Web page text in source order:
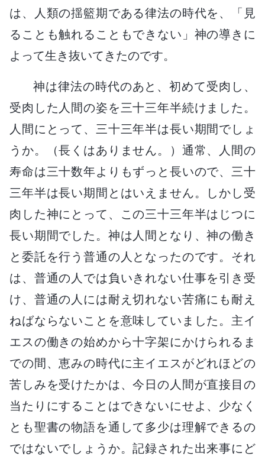
は、人類の揺籃期である律法の時代を、「見
ることも触れることもできない」神の導きに
よって生き抜いてきたのです。
神は律法の時代のあと、初めて受肉し、
受肉した人間の姿を三十三年半続けました。
人間にとって、三十三年半は長い期間でしょ
うか。（長くはありません。）通常、人間の
寿命は三十数年よりもずっと長いので、三十
三年半は長い期間とはいえません。しかし受
肉した神にとって、この三十三年半はじつに
長い期間でした。神は人間となり、神の働き
と委託を行う普通の人となったのです。それ
は、普通の人では負いきれない仕事を引き受
け、普通の人には耐え切れない苦痛にも耐え
ねばならないことを意味していました。主イ
エスの働きの始めから十字架にかけられるま
での間、恵みの時代に主イエスがどれほどの
苦しみを受けたかは、今日の人間が直接目の
当たりにすることはできないにせよ、少なく
とも聖書の物語を通して多少は理解できるの
ではないでしょうか。記録された出来事にど